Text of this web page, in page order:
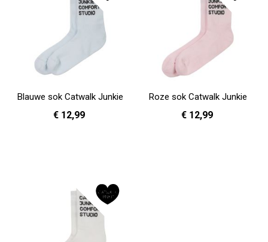
Blauwe sok Catwalk Junkie
€ 12,99
Roze sok Catwalk Junkie
€ 12,99